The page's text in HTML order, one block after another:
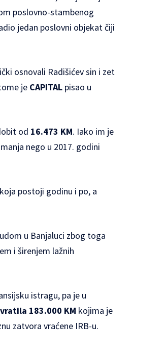
poslovno-stambenog
jedan poslovni objekat čiji
osnovali Radišićev sin i zet
je CAPITAL pisao u
od 16.473 KM. Iako im je
nego u 2017. godini
postoji godinu i po, a
u Banjaluci zbog toga
i širenjem lažnih
istragu, pa je u
183.000 KM kojima je
zatvora vraćene IRB-u.